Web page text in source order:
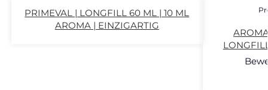
PRIMEVAL | LONGFILL 60 ML | 10 ML
AROMA | EINZIGARTIG